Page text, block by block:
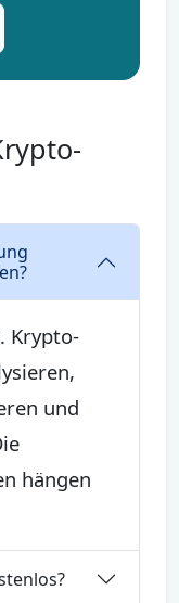
Krypto-
und
hängen